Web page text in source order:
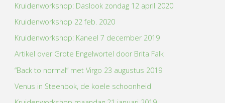
Kruidenworkshop: Daslook zondag 12 april 2020
Kruidenworkshop 22 feb. 2020
Kruidenworkshop: Kaneel 7 december 2019
Artikel over Grote Engelwortel door Brita Falk
“Back to normal” met Virgo 23 augustus 2019
Venus in Steenbok, de koele schoonheid